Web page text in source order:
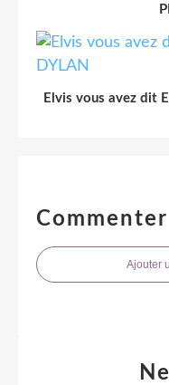
Elvis vous avez dit
Ajouter